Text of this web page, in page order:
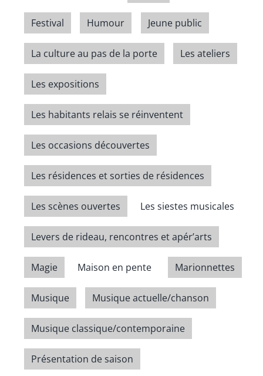
Festival Humour Jeune public
La culture au pas de la porte Les ateliers
Les expositions
Les habitants relais se réinventent
Les occasions découvertes
Les résidences et sorties de résidences
Les scènes ouvertes Les siestes musicales
Levers de rideau, rencontres et apér’arts
Magie Maison en pente Marionnettes
Musique Musique actuelle/chanson
Musique classique/contemporaine
Présentation de saison